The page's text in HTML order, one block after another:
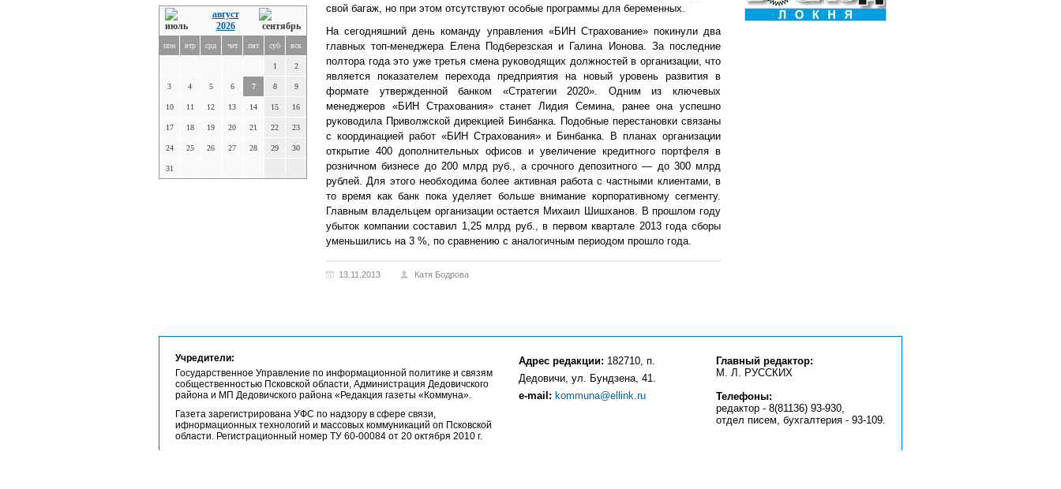
август
2026
пон втр срд чет пят суб вск
1 2
3 4 5 6 7 8 9
10 11 12 13 14 15 16
17 18 19 20 21 22 23
24 25 26 27 28 29 30
31
свой багаж, но при этом отсутствуют особые программы для беременных.
На сегодняшний день команду управления «БИН Страхование» покинули два
главных топ-менеджера Елена Подберезская и Галина Ионова. За последние
полтора года это уже третья смена руководящих должностей в организации, что
является показателем перехода предприятия на новый уровень развития в
формате утвержденной банком «Стратегии 2020». Одним из ключевых
менеджеров «БИН Страхования» станет Лидия Семина, ранее она успешно
руководила Приволжской дирекцией Бинбанка. Подобные перестановки связаны
с координацией работ «БИН Страхования» и Бинбанка. В планах организации
открытие 400 дополнительных офисов и увеличение кредитного портфеля в
розничном бизнесе до 200 млрд руб., а срочного депозитного — до 300 млрд
рублей. Для этого необходима более активная работа с частными клиентами, в
то время как банк пока уделяет больше внимание корпоративному сегменту.
Главным владельцем организации остается Михаил Шишханов. В прошлом году
убыток компании составил 1,25 млрд руб., в первом квартале 2013 года сборы
уменьшились на 3 %, по сравнению с аналогичным периодом прошло года.
13.11.2013 Катя Бодрова
Учредители:
Государственное Управление по информационной политике и связям
собщественностью Псковской области, Администрация Дедовичского
района и МП Дедовичского района «Редакция газеты «Коммуна».
Газета зарегистрирована УФС по надзору в сфере связи,
ифнормационных технологий и массовых коммуникаций оп Псковской
области. Регистрационный номер ТУ 60-00084 от 20 октября 2010 г.
Адрес редакции: 182710, п.
Дедовичи, ул. Бундзена, 41.
e-mail: kommuna@ellink.ru
Главный редактор:
М. Л. РУССКИХ
Телефоны:
редактор - 8(81136) 93-930,
отдел писем, бухгалтерия - 93-109.